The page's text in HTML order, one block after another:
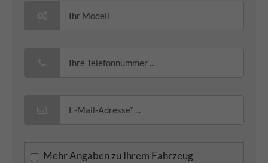
Mehr Angaben zu Ihrem Fahrzeug